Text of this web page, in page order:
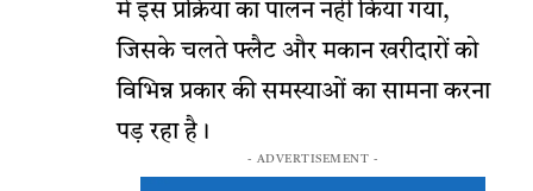
में इस प्रक्रिया का पालन नहीं किया गया,
जिसके चलते फ्लैट और मकान खरीदारों को
विभिन्न प्रकार की समस्याओं का सामना करना
पड़ रहा है।
- ADVERTISEMENT -